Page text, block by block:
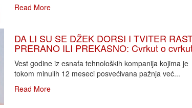
Read More
DA LI SU SE DŽEK DORSI I TVITER
PRERANO ILI PREKASNO: Cvrkut o
Vest godine iz esnafa tehnoloških kompanija kojima je
tokom minulih 12 meseci posvećivana pažnja već...
Read More